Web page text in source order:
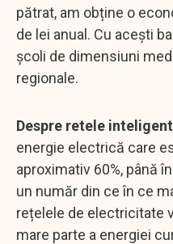
pătrat, am obține o
de lei anual. Cu acești
școli de dimensiuni
regionale.
Despre retele
energie electrică care
aproximativ 60%, până
un număr din ce în ce
rețelele de electricitate
mare parte a energiei